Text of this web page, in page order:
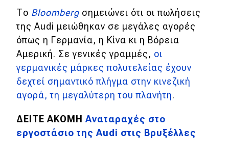
Το Bloomberg σημειώνει ότι οι πωλήσεις
της Audi μειώθηκαν σε μεγάλες αγορές
όπως η Γερμανία, η Κίνα κι η Βόρεια
Αμερική. Σε γενικές γραμμές, οι
γερμανικές μάρκες πολυτελείας έχουν
δεχτεί σημαντικό πλήγμα στην κινεζική
αγορά, τη μεγαλύτερη του πλανήτη.
ΔΕΙΤΕ ΑΚΟΜΗ Αναταραχές στο
εργοστάσιο της Audi στις Βρυξέλλες